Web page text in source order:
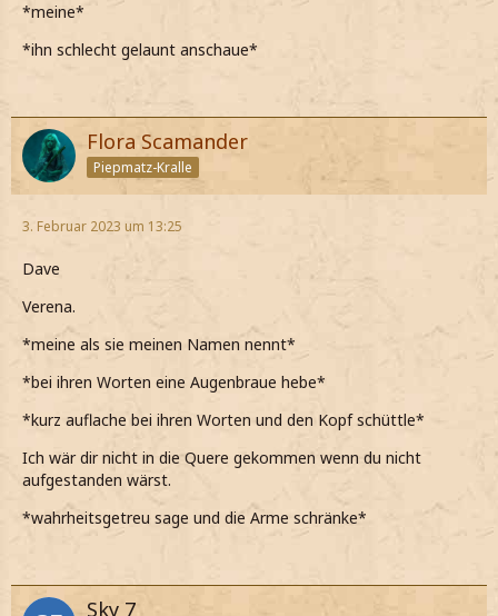
*meine*
*ihn schlecht gelaunt anschaue*
Flora Scamander
Piepmatz-Kralle
3. Februar 2023 um 13:25
Dave
Verena.
*meine als sie meinen Namen nennt*
*bei ihren Worten eine Augenbraue hebe*
*kurz auflache bei ihren Worten und den Kopf schüttle*
Ich wär dir nicht in die Quere gekommen wenn du nicht
aufgestanden wärst.
*wahrheitsgetreu sage und die Arme schränke*
Sky 7